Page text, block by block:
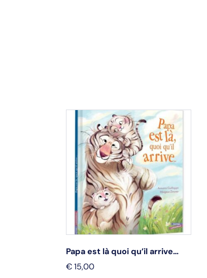
Papa est là quoi qu’il arrive…
€ 15,00